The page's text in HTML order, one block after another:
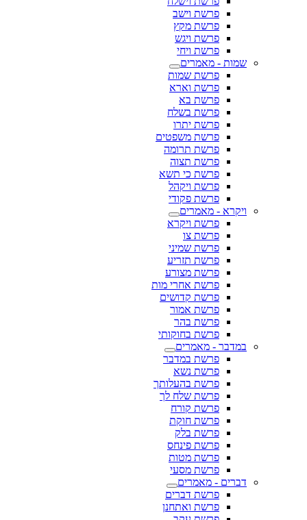
פרשת וישב
פרשת מקץ
פרשת ויגש
פרשת ויחי
שמות - מאמרים
פרשת שמות
פרשת וארא
פרשת בא
פרשת בשלח
פרשת יתרו
פרשת משפטים
פרשת תרומה
פרשת תצוה
פרשת כי תשא
פרשת ויקהל
פרשת פקודי
ויקרא - מאמרים
פרשת ויקרא
פרשת צו
פרשת שמיני
פרשת תזריע
פרשת מצורע
פרשת אחרי מות
פרשת קדושים
פרשת אמור
פרשת בהר
פרשת בחוקותי
במדבר - מאמרים
פרשת במדבר
פרשת נשא
פרשת בהעלותך
פרשת שלח לך
פרשת קורח
פרשת חוקת
פרשת בלק
פרשת פינחס
פרשת מטות
פרשת מסעי
דברים - מאמרים
פרשת דברים
פרשת ואתחנן